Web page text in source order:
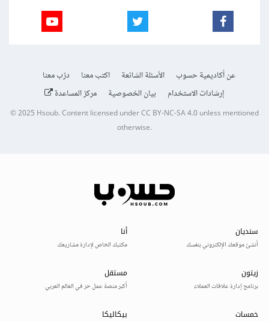
عن أكاديمية حسوب الأسئلة الشائعة اكتب معنا
درّب معنا
إرشادات الاستخدام
بيان الخصوصية مركز المساعدة
© 2025Hsoub.Content licensed underCC BY-NC-SA 4.0unless mentioned
otherwise.